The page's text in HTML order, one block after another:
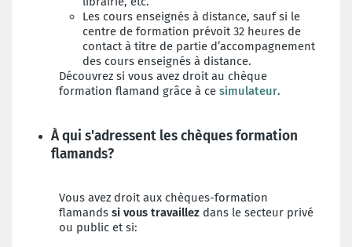
Les cours enseignés à distance, sauf si le
centre de formation prévoit 32 heures de
contact à titre de partie d’accompagnement
des cours enseignés à distance.
Découvrez si vous avez droit au chèque
formation flamand grâce à ce simulateur.
À qui s'adressent les chèques formation
flamands?
Vous avez droit aux chèques-formation
flamands si vous travaillez dans le secteur privé
ou public et si: